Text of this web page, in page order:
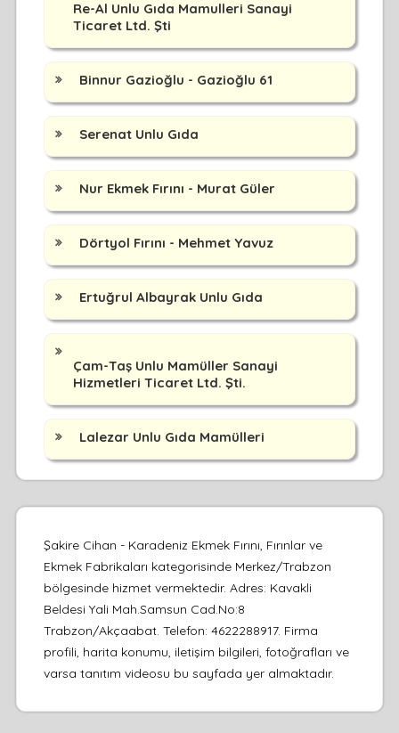
Re-Al Unlu Gıda Mamulleri Sanayi
Ticaret Ltd. Şti
Binnur Gazioğlu - Gazioğlu 61
Serenat Unlu Gıda
Nur Ekmek Fırını - Murat Güler
Dörtyol Fırını - Mehmet Yavuz
Ertuğrul Albayrak Unlu Gıda
Çam-Taş Unlu Mamüller Sanayi
Hizmetleri Ticaret Ltd. Şti.
Lalezar Unlu Gıda Mamülleri
Şakire Cihan - Karadeniz Ekmek Fırını, Fırınlar ve
Ekmek Fabrikaları kategorisinde Merkez/Trabzon
bölgesinde hizmet vermektedir. Adres: Kavakli
Beldesi Yali Mah.Samsun Cad.No:8
Trabzon/Akçaabat. Telefon: 4622288917. Firma
profili, harita konumu, iletişim bilgileri, fotoğrafları ve
varsa tanıtım videosu bu sayfada yer almaktadır.